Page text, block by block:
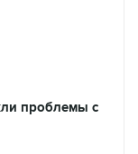
проблемы с